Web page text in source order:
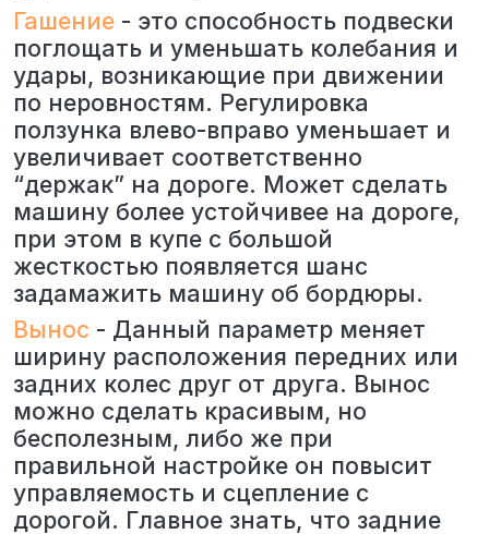
Гашение - это способность подвески
поглощать и уменьшать колебания и
удары, возникающие при движении
по неровностям. Регулировка
ползунка влево-вправо уменьшает и
увеличивает соответственно
“держак” на дороге. Может сделать
машину более устойчивее на дороге,
при этом в купе с большой
жесткостью появляется шанс
задамажить машину об бордюры.
Вынос - Данный параметр меняет
ширину расположения передних или
задних колес друг от друга. Вынос
можно сделать красивым, но
бесполезным, либо же при
правильной настройке он повысит
управляемость и сцепление с
дорогой. Главное знать, что задние